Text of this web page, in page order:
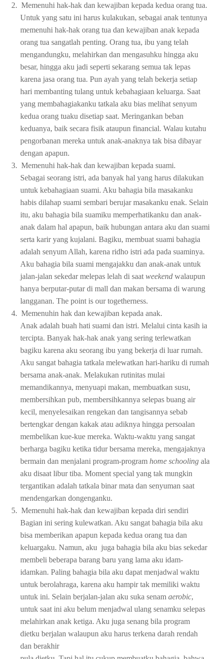
2. Memenuhi hak-hak dan kewajiban kepada kedua orang tua.
Untuk yang satu ini harus kulakukan, sebagai anak tentunya
memenuhi hak-hak orang tua dan kewajiban anak kepada
orang tua sangatlah penting. Orang tua, ibu yang telah
mengandungku, melahirkan dan mengasuhku hingga aku
besar, hingga aku jadi seperti sekarang semua tak lepas
karena jasa orang tua. Pun ayah yang telah bekerja setiap
hari membanting tulang untuk kebahagiaan keluarga. Saat
yang membahagiakanku tatkala aku bias melihat senyum
kedua orang tuaku disetiap saat. Meringankan beban
keduanya, baik secara fisik ataupun financial. Walau kutahu
pengorbanan mereka untuk anak-anaknya tak bisa dibayar
dengan apapun.
3. Memenuhi hak-hak dan kewajiban kepada suami.
Sebagai seorang istri, ada banyak hal yang harus dilakukan
untuk kebahagiaan suami. Aku bahagia bila masakanku
habis dilahap suami sembari berujar masakanku enak. Selain
itu, aku bahagia bila suamiku memperhatikanku dan anak-
anak dalam hal apapun, baik hubungan antara aku dan suami
serta karir yang kujalani. Bagiku, membuat suami bahagia
adalah senyum Allah, karena ridho istri ada pada suaminya.
Aku bahagia bila suami mengajakku dan anak-anak untuk
jalan-jalan sekedar melepas lelah di saatweekend walaupun
hanya berputar-putar di mall dan makan bersama di warung
langganan. The point is our togetherness.
4. Memenuhin hak dan kewajiban kepada anak.
Anak adalah buah hati suami dan istri. Melalui cinta kasih ia
tercipta. Banyak hak-hak anak yang sering terlewatkan
bagiku karena aku seorang ibu yang bekerja di luar rumah.
Aku sangat bahagia tatkala melewatkan hari-hariku di rumah
bersama anak-anak. Melakukan rutinitas mulai
memandikannya, menyuapi makan, membuatkan susu,
membersihkan pub, membersihkannya selepas buang air
kecil, menyelesaikan rengekan dan tangisannya sebab
bertengkar dengan kakak atau adiknya hingga persoalan
membelikan kue-kue mereka. Waktu-waktu yang sangat
berharga bagiku ketika tidur bersama mereka, mengajaknya
bermain dan menjalani program-programhome schooling ala
aku disaat libur tiba. Moment special yang tak mungkin
tergantikan adalah tatkala binar mata dan senyuman saat
mendengarkan dongenganku.
5. Memenuhi hak-hak dan kewajiban kepada diri sendiri
Bagian ini sering kulewatkan. Aku sangat bahagia bila aku
bisa memberikan apapun kepada kedua orang tua dan
keluargaku. Namun, aku juga bahagia bila aku bias sekedar
membeli beberapa barang baru yang lama aku idam-
idamkan. Paling bahagia bila aku dapat menjadwal waktu
untuk berolahraga, karena aku hampir tak memiliki waktu
untuk ini. Selain berjalan-jalan aku suka senamaerobic,
untuk saat ini aku belum menjadwal ulang senamku selepas
melahirkan anak ketiga. Aku juga senang bila program
dietku berjalan walaupun aku harus terkena darah rendah
dan berakhir